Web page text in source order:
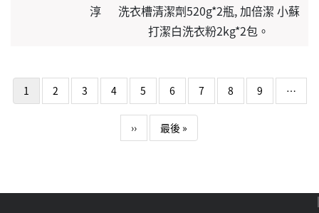
淳
洗衣槽清潔劑520g*2瓶, 加倍潔 小蘇
打潔白洗衣粉2kg*2包。
Pagination
1 2 3 4 5 6 7 8 9 …
››下一頁最後 »